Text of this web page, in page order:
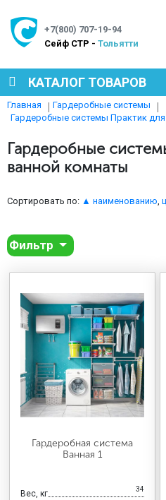
+7(800) 707-19-94
Cейф СТР - Тольятти
КАТАЛОГ ТОВАРОВ
СЕЙФЫ
МЕТАЛЛИЧЕСКАЯ
МЕДИЦИНСКАЯ
СИСТЕМЫ ХРАНЕНИЯ
ОФИСНАЯ МЕБЕЛЬ
Главная
Гардеробные системы
Гардеробные системы Практик
Гардеробные
ванной комнаты
Сортировать по: ▲ наименованию,
Фильтр
Гардеробная система
Ванная 1
Вес, кг 34